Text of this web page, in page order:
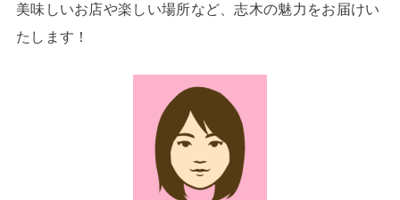
美味しいお店や楽しい場所など、志木の魅力をお届けい
たします！